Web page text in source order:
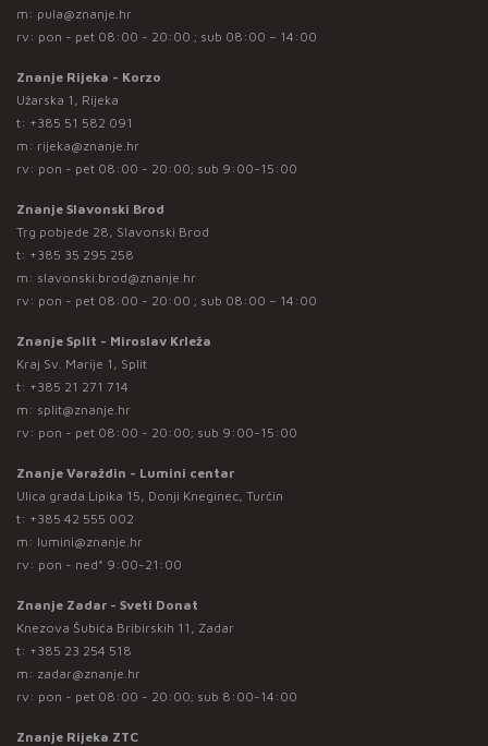
m: pula@znanje.hr
rv: pon - pet 08:00 - 20:00 ; sub 08:00 – 14:00
Znanje Rijeka - Korzo
Užarska 1, Rijeka
t: +385 51 582 091
m: rijeka@znanje.hr
rv: pon - pet 08:00 - 20:00; sub 9:00-15:00
Znanje Slavonski Brod
Trg pobjede 28, Slavonski Brod
t: +385 35 295 258
m: slavonski.brod@znanje.hr
rv: pon - pet 08:00 - 20:00 ; sub 08:00 – 14:00
Znanje Split - Miroslav Krleža
Kraj Sv. Marije 1, Split
t: +385 21 271 714
m: split@znanje.hr
rv: pon - pet 08:00 - 20:00; sub 9:00-15:00
Znanje Varaždin - Lumini centar
Ulica grada Lipika 15, Donji Kneginec, Turčin
t: +385 42 555 002
m: lumini@znanje.hr
rv: pon - ned* 9:00-21:00
Znanje Zadar - Sveti Donat
Knezova Šubića Bribirskih 11, Zadar
t: +385 23 254 518
m: zadar@znanje.hr
rv: pon - pet 08:00 - 20:00; sub 8:00-14:00
Znanje Rijeka ZTC